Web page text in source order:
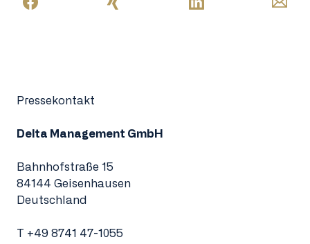
Pressekontakt
Delta Management GmbH
Bahnhofstraße 15
84144 Geisenhausen
Deutschland
T +49 8741 47-1055